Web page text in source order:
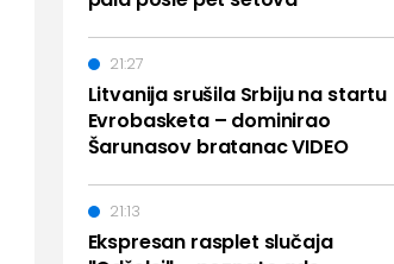
Litvanija srušila Srbiju na startu
Evrobasketa – dominirao
Šarunasov bratanac VIDEO
21:27
Ekspresan rasplet slučaja
21:13